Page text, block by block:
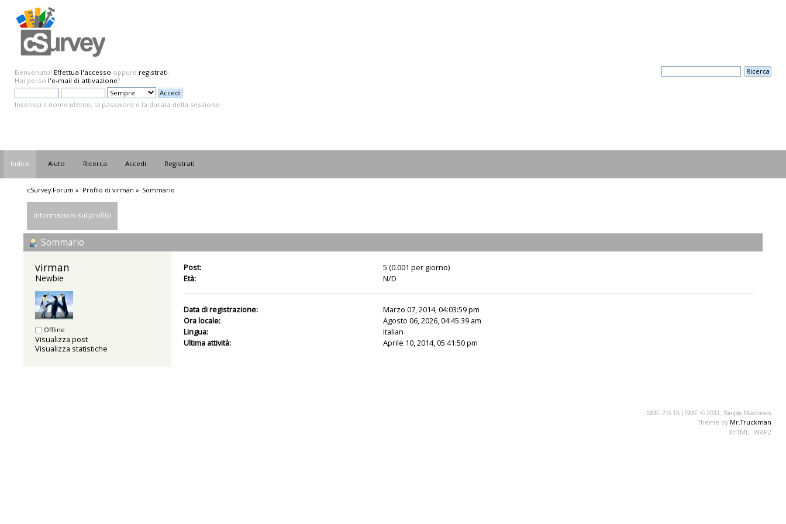
Benvenuto! Effettua l'accesso oppure registrati.
Hai perso l'e-mail di attivazione?
Inserisci il nome utente, la password e la durata della sessione.
Indice Aiuto Ricerca Accedi Registrati
cSurvey Forum » Profilo di virman » Sommario
Informazioni sul profilo
Sommario
virman
Newbie
Offline
Visualizza post
Visualizza statistiche
Post:
5 (0.001 per giorno)
Età:
N/D
Data di registrazione:
Marzo 07, 2014, 04:03:59 pm
Ora locale:
Agosto 06, 2026, 04:45:39 am
Lingua:
Italian
Ultima attività:
Aprile 10, 2014, 05:41:50 pm
SMF 2.0.15 | SMF © 2011 Simple Machines
Theme by Mr.Truckman
XHTML
WAP2